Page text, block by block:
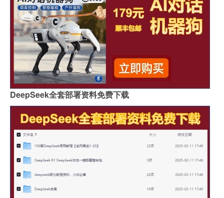
DeepSeek全套部署资料免费下载